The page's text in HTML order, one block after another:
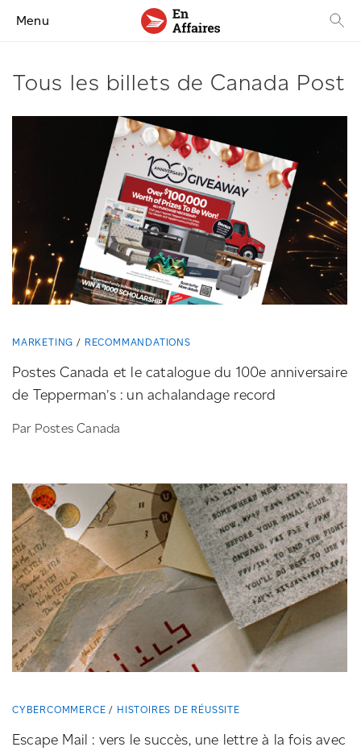
Menu
Tous les billets de Canada Post
MARKETING RECOMMANDATIONS
Postes Canada et le catalogue du 100e anniversaire
de Tepperman’s : un achalandage record
Par Postes Canada
CYBERCOMMERCE HISTOIRES DE RÉUSSITE
Escape Mail : vers le succès, une lettre à la fois avec